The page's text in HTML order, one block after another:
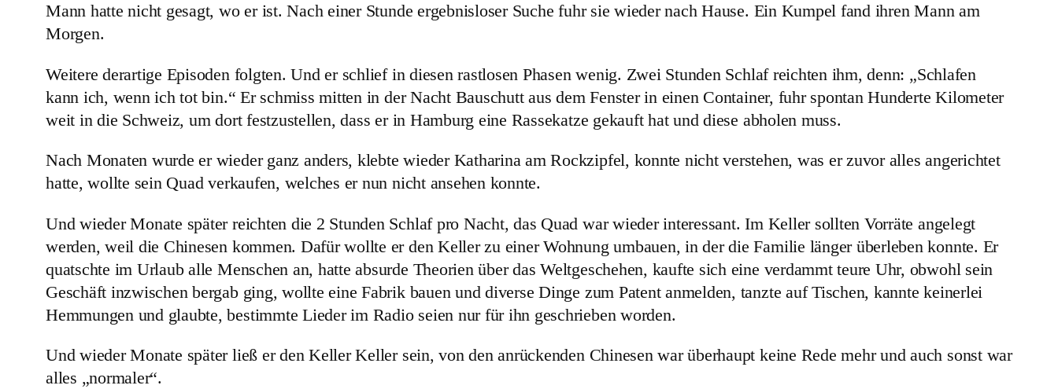
Mann hatte nicht gesagt, wo er ist. Nach einer Stunde ergebnisloser Suche fuhr sie wieder nach Hause. Ein Kumpel fand ihren Mann am
Morgen.
Weitere derartige Episoden folgten. Und er schlief in diesen rastlosen Phasen wenig. Zwei Stunden Schlaf reichten ihm, denn: „Schlafen
kann ich, wenn ich tot bin.“ Er schmiss mitten in der Nacht Bauschutt aus dem Fenster in einen Container, fuhr spontan Hunderte Kilometer
weit in die Schweiz, um dort festzustellen, dass er in Hamburg eine Rassekatze gekauft hat und diese abholen muss.
Nach Monaten wurde er wieder ganz anders, klebte wieder Katharina am Rockzipfel, konnte nicht verstehen, was er zuvor alles angerichtet
hatte, wollte sein Quad verkaufen, welches er nun nicht ansehen konnte.
Und wieder Monate später reichten die 2 Stunden Schlaf pro Nacht, das Quad war wieder interessant. Im Keller sollten Vorräte angelegt
werden, weil die Chinesen kommen. Dafür wollte er den Keller zu einer Wohnung umbauen, in der die Familie länger überleben konnte. Er
quatschte im Urlaub alle Menschen an, hatte absurde Theorien über das Weltgeschehen, kaufte sich eine verdammt teure Uhr, obwohl sein
Geschäft inzwischen bergab ging, wollte eine Fabrik bauen und diverse Dinge zum Patent anmelden, tanzte auf Tischen, kannte keinerlei
Hemmungen und glaubte, bestimmte Lieder im Radio seien nur für ihn geschrieben worden.
Und wieder Monate später ließ er den Keller Keller sein, von den anrückenden Chinesen war überhaupt keine Rede mehr und auch sonst war
alles „normaler“.